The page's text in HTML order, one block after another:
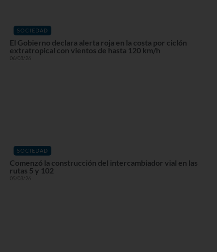
SOCIEDAD
El Gobierno declara alerta roja en la costa por ciclón
extratropical con vientos de hasta 120 km/h
06/08/26
SOCIEDAD
Comenzó la construcción del intercambiador vial en las
rutas 5 y 102
05/08/26